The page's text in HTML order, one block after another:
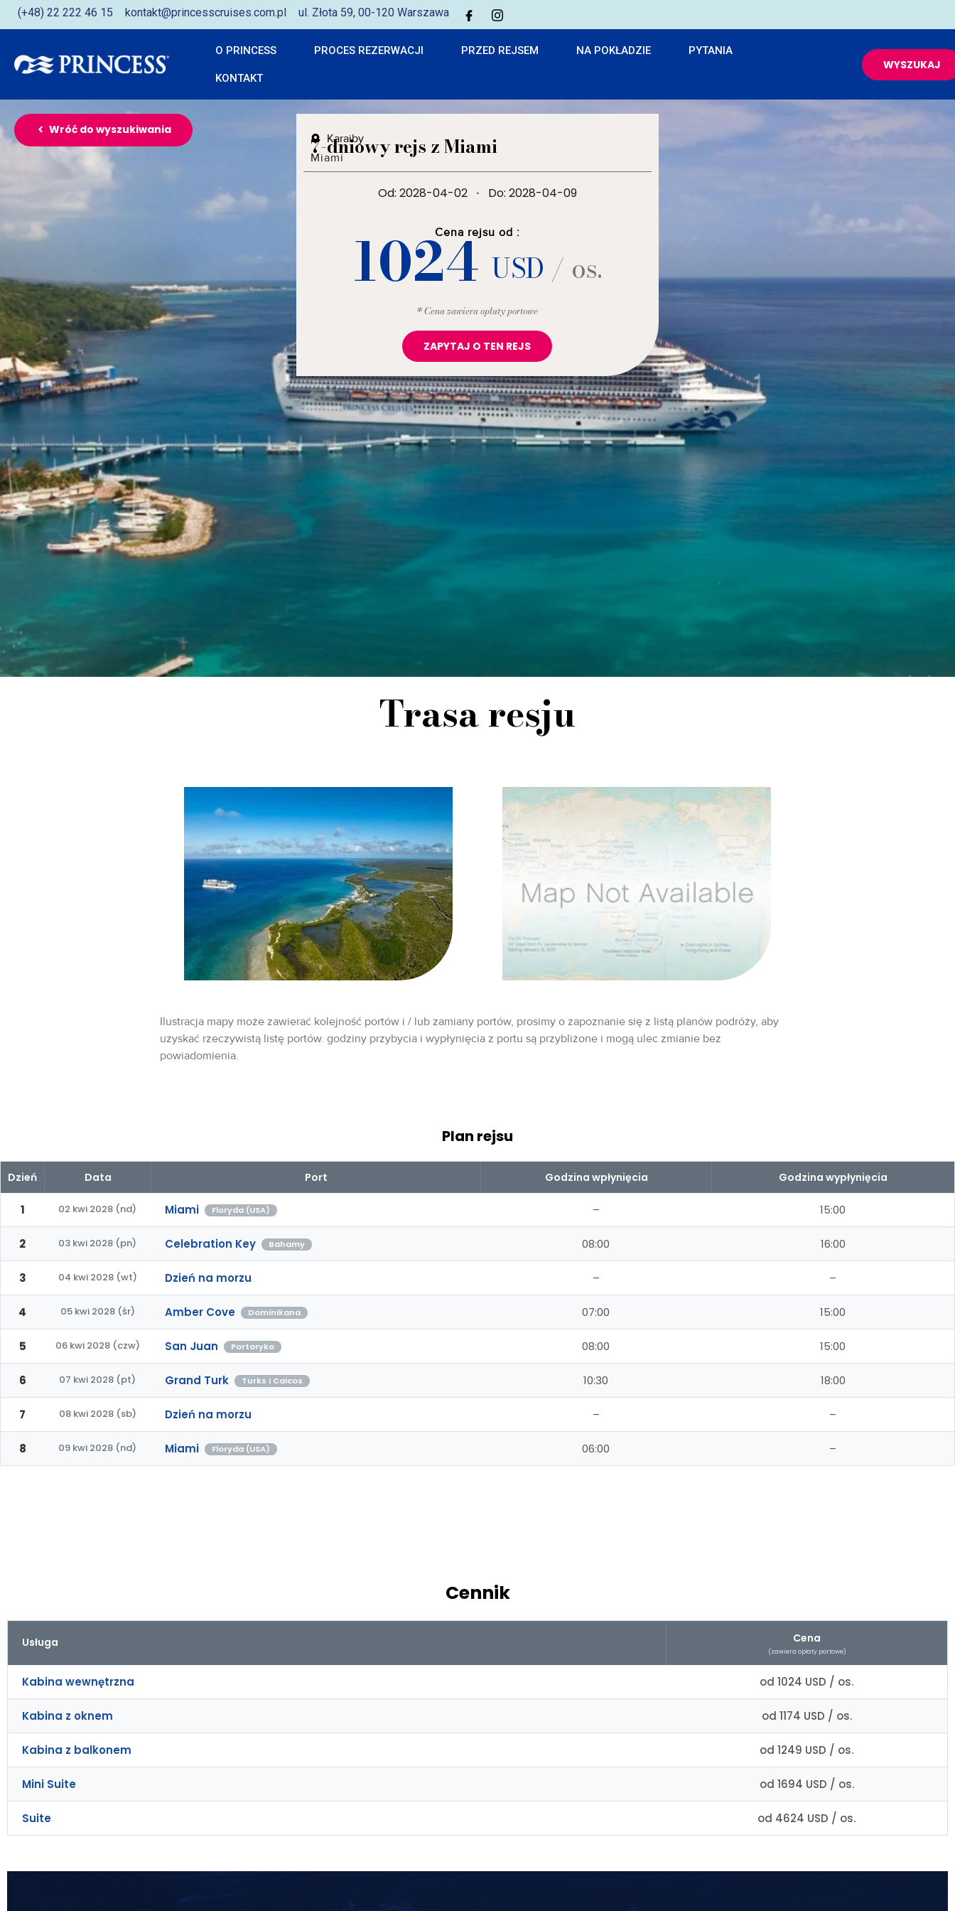
(+48) 22 222 46 15 kontakt@princesscruises.com.pl ul. Złota 59, 00-120 Warszawa
O PRINCESS PROCES REZERWACJI PRZED REJSEM NA POKŁADZIE PYTANIA
KONTAKT
WYSZUKAJ
Wróć do wyszukiwania
Karaiby
7-dniowy rejs z Miami
Miami
Od: 2028-04-02 · Do: 2028-04-09
Cena rejsu od :
1024USD / os.
* Cena zawiera opłaty portowe
ZAPYTAJ O TEN REJS
Trasa resju
Ilustracja mapy może zawierać kolejność portów i / lub zamiany portów, prosimy o zapoznanie się z listą planów podróży, aby
uzyskać rzeczywistą listę portów. godziny przybycia i wypłynięcia z portu są przybliżone i mogą ulec zmianie bez
powiadomienia.
Plan rejsu
Dzień Data Port Godzina wpłynięcia Godzina wypłynięcia
1 02 kwi 2028 (nd) Miami Floryda (USA) – 15:00
2 03 kwi 2028 (pn) Celebration Key Bahamy 08:00 16:00
3 04 kwi 2028 (wt) Dzień na morzu – –
4 05 kwi 2028 (śr) Amber Cove Dominikana 07:00 15:00
5 06 kwi 2028 (czw) San Juan Portoryko 08:00 15:00
6 07 kwi 2028 (pt) Grand Turk Turks i Caicos 10:30 18:00
7 08 kwi 2028 (sb) Dzień na morzu – –
8 09 kwi 2028 (nd) Miami Floryda (USA) 06:00 –
Cennik
Usługa Cena
(zawiera opłaty portowe)
Kabina wewnętrzna od 1024 USD / os.
Kabina z oknem od 1174 USD / os.
Kabina z balkonem od 1249 USD / os.
Mini Suite od 1694 USD / os.
Suite od 4624 USD / os.